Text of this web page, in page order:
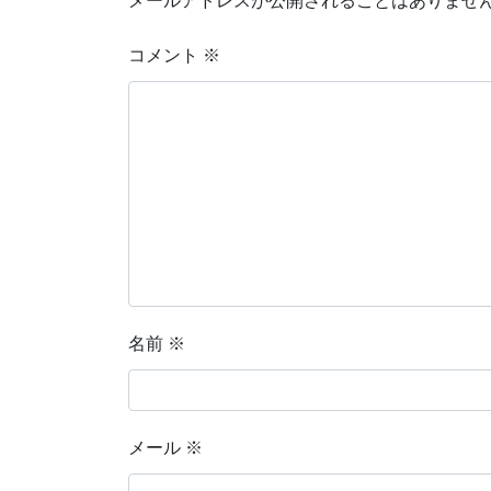
コメント ※
名前 ※
メール ※